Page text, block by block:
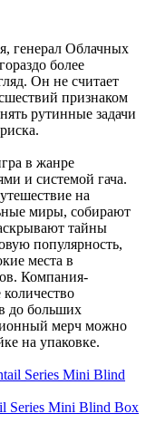
генерал Облачных
более
Он не считает
признаком
рутинные задачи
в жанре
и системой гача.
на
миры, собирают
тайны
популярность,
места в
Компания-
до больших
мерч можно
на упаковке.
Series Mini Blind Box